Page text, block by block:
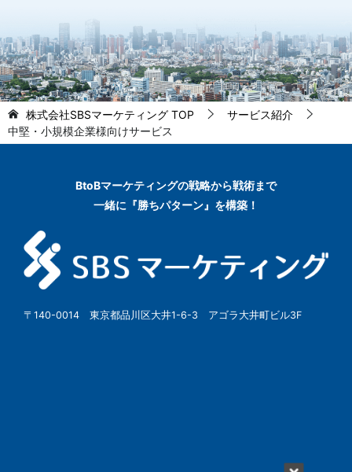
株式会社SBSマーケティング TOP
サービス紹介
中堅・小規模企業様向けサービス
BtoBマーケティングの戦略から戦術まで
一緒に『勝ちパターン』を構築！
〒140-0014 東京都品川区大井1-6-3 アゴラ大井町ビル3F